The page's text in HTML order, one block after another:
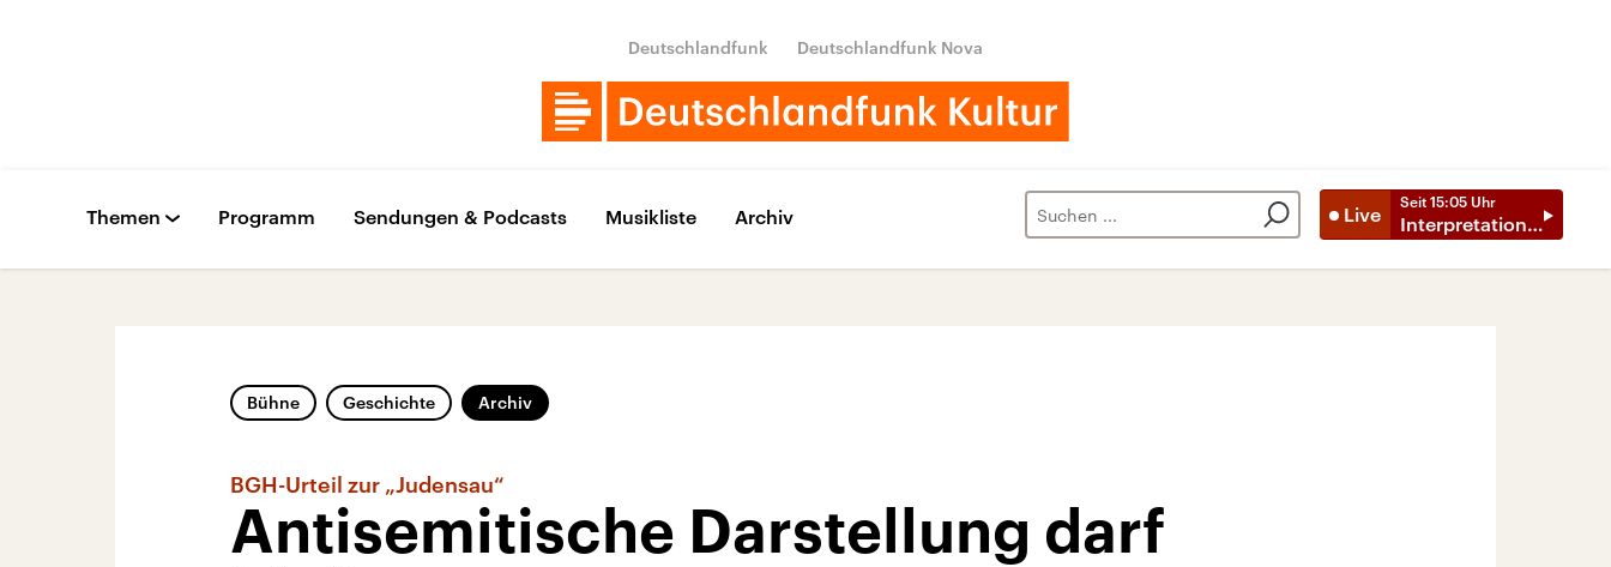
Deutschlandfunk Deutschlandfunk Nova
Live
Seit 15:05 Uhr
Interpretationen
Themen Programm Sendungen & Podcasts Musikliste Archiv
Bühne Geschichte Archiv
BGH-Urteil zur „Judensau“
Antisemitische Darstellung darf